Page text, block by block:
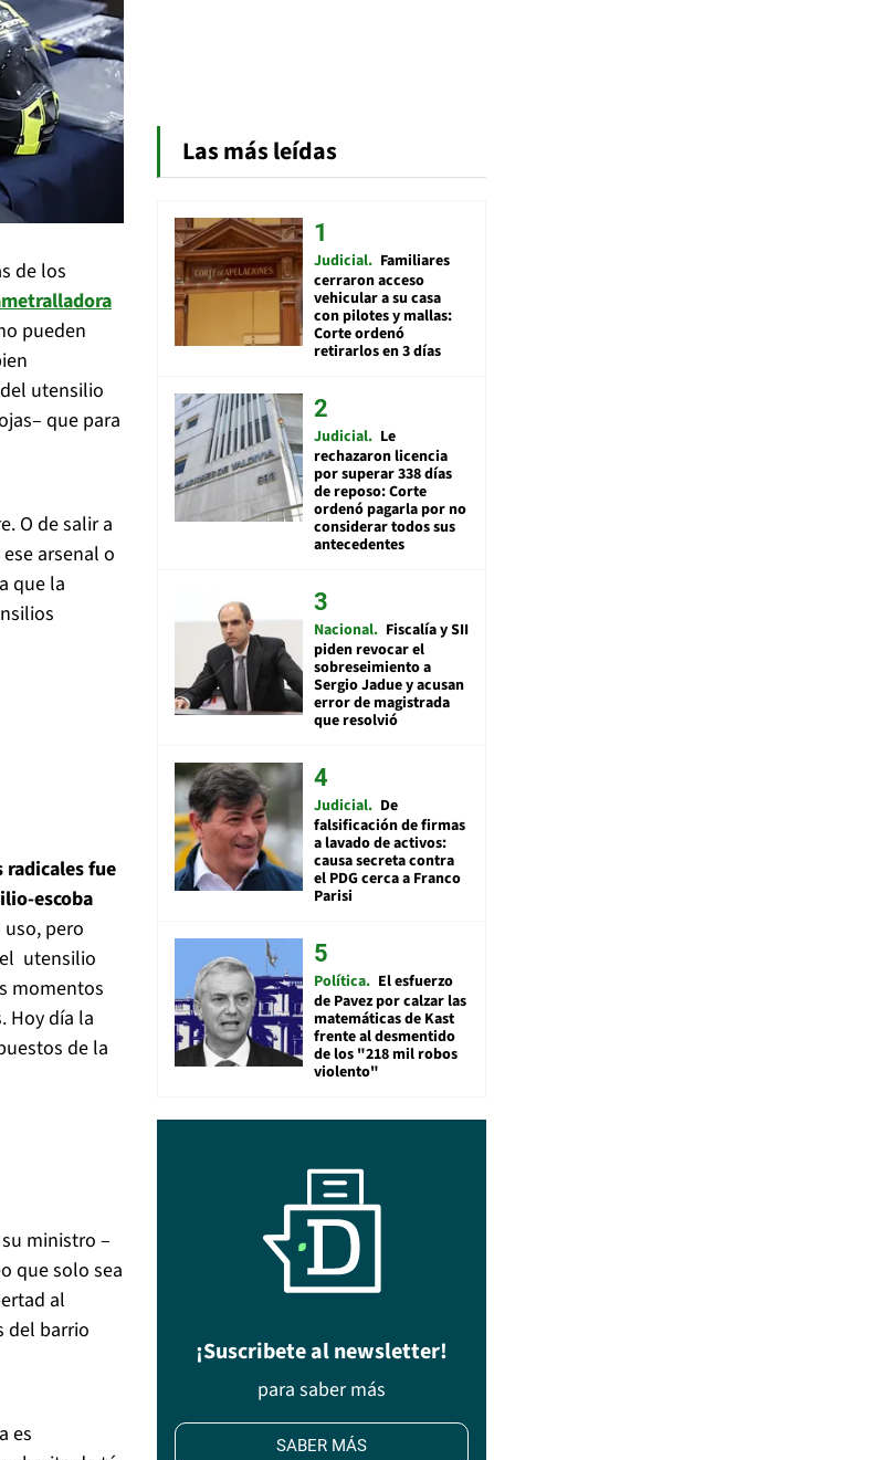
de los
pueden
utensilio
que para
O de salir a
arsenal o
que la
fue
escoba
pero
utensilio
momentos
Hoy día la
de la
ministro –
que solo sea
al
del barrio
es
Las más leídas
Judicial Familiares
cerraron acceso
vehicular a su casa
con pilotes y mallas:
Corte ordenó
retirarlos en 3 días
Judicial Le
rechazaron licencia
por superar 338 días
de reposo: Corte
ordenó pagarla por no
considerar todos sus
antecedentes
Nacional Fiscalía y SII
piden revocar el
sobreseimiento a
Sergio Jadue y acusan
error de magistrada
que resolvió
Judicial De
falsificación de firmas
a lavado de activos:
causa secreta contra
el PDG cerca a Franco
Parisi
Política El esfuerzo
de Pavez por calzar las
matemáticas de Kast
frente al desmentido
de los "218 mil robos
violento"
¡Suscribete al newsletter!
para saber más
SABER MÁS